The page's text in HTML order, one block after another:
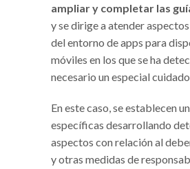
ampliar y completar las
y se dirige a atender
del entorno de apps para
móviles en los que se ha
necesario un especial
En este caso, se establecen
específicas desarrollando
aspectos con relación al
y otras medidas de